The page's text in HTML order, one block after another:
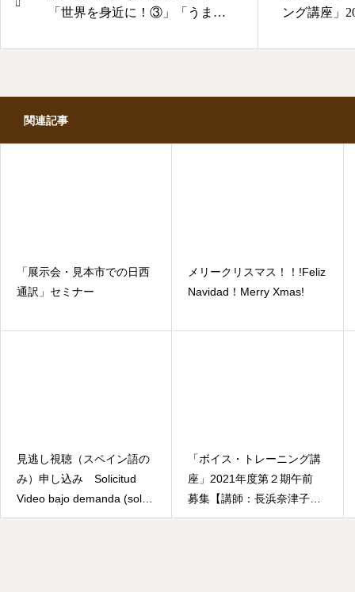
「世界を身近に！③」「うま味
ング講座」
関連記事
「展示会・見本市での日西
通訳」セミナー
メリークリスマス！！!Feliz
Navidad！Merry Xmas!
見逃し視聴（スペイン語の
み）申し込み Solicitud
Video bajo demanda (solo
en español)
「ボイス・トレーニング講
座」2021年度第２期午前
募集【講師：長浜奈津子先
生】